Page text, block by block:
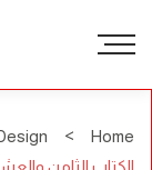
Home
الكتاب الثامن